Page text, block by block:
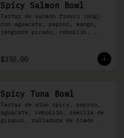
Spicy Salmon Bowl
Tartar de salmón fresco (60g)
con aguacate, pepino, mango,
jengibre picado, cebollín,
shari
$350.00
Spicy Tuna Bowl
Tartar de atún spicy, pepino,
aguacate, cebollín, semilla de
girasol, ralladura de limón